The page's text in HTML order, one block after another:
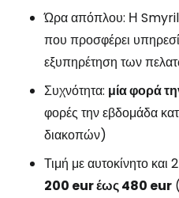
Ώρα απόπλου: Η Smyril
που προσφέρει
εξυπηρέτηση των
Συχνότητα: μία φορά
φορές την εβδομάδα
διακοπών)
Τιμή με αυτοκίνητο και
200 eur έως 480 eur